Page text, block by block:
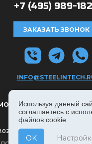
+7 (495)989-
ЗАКАЗАТЬ ЗВОНОК
МОСКВА, РЯЗАНСКИЙ
СТАЛЬИНТЕХ — ВСЕ
Используя данный
соглашаетесь с
файлов cookie
OK